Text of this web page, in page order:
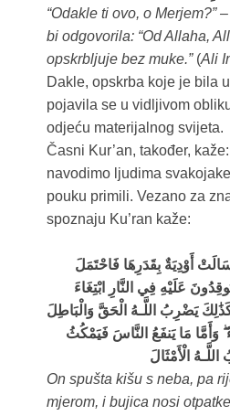
“Odakle ti ovo, o Merjem?”
bi odgovorila: “Od Allaha,
opskrbljuje bez muke.”(Ali
Dakle, opskrba koje je bila
pojavila se u vidljivom
odjeću materijalnog svijeta.
Časni Kur’an, također,
navodimo ljudima
pouku primili. Vezano za
spoznaju Ku’ran kaže:
أَوْدِيَةٌ بِقَدَرِهَا فَاحْتَمَلَ
عَلَيْهِ فِي النَّارِ ابْتِغَاءَ
يَضْرِبُ اللَّـهُ الْحَقَّ وَالْبَاطِلَ
وَأَمَّا مَا يَنفَعُ النَّاسَ فَيَمْكُثُ
الْأَمْثَالَ
On spušta kišu s neba, pa
mjerom, i bujica nosi